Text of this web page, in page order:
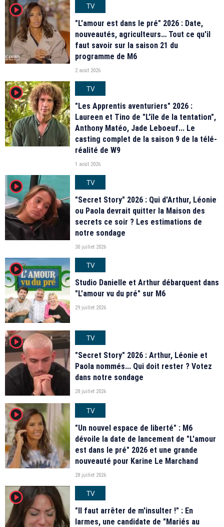
player2
TV
"L'amour est dans le pré" 2026 : Date,
nouveautés, agriculteurs… Tout ce qu'il
faut savoir sur la saison 21 du
programme de M6
2 août 2026
player2
TV
"Les Apprentis aventuriers" 2026 :
Laureen et Tino de "L'île de la tentation",
Anthony Matéo, Jade Leboeuf... Le
casting complet de la saison 9 de la télé-
réalité de W9
1 août 2026
player2
TV
"Secret Story" 2026 : Qui d'Arthur, Léonie
ou Paola devrait quitter la Maison des
secrets ce soir ? Les estimations de
notre sondage
30 juillet 2026
player2
TV
Studio Danielle et Arthur débarquent dans
"L’amour vu du pré" sur M6
29 juillet 2026
player2
TV
"Secret Story" 2026 : Arthur, Léonie et
Paola nommés... Qui doit rester ? Votez
dans notre sondage
28 juillet 2026
player2
TV
"Un nouvel espace de liberté" : M6
dévoile la date de lancement de "L'amour
est dans le pré" 2026 et une grande
nouveauté pour Karine Le Marchand
28 juillet 2026
player2
TV
"Il faut arrêter de m'insulter !" : En
larmes, une candidate de "Mariés au